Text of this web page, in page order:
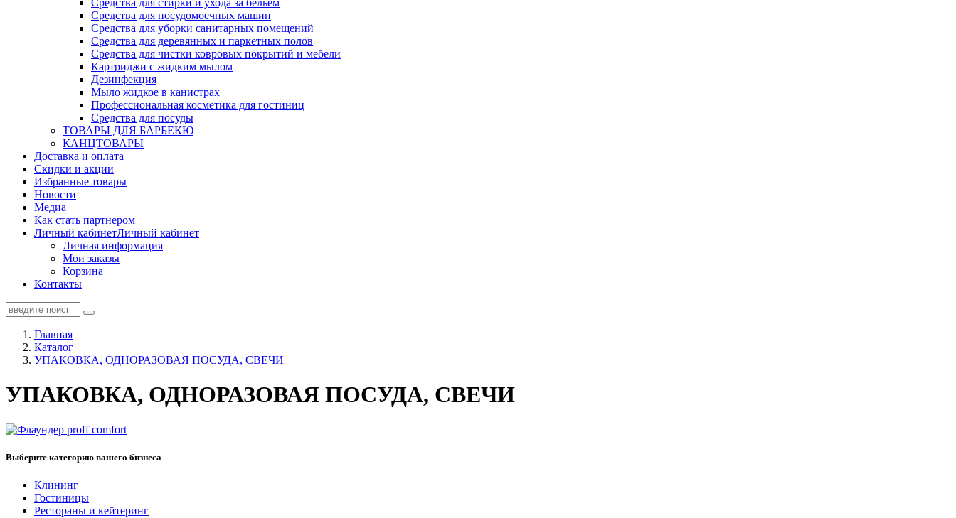
Средства для стирки и ухода за бельем
Средства для посудомоечных машин
Средства для уборки санитарных помещений
Средства для деревянных и паркетных полов
Средства для чистки ковровых покрытий и мебели
Картриджи с жидким мылом
Дезинфекция
Мыло жидкое в канистрах
Профессиональная косметика для гостиниц
Средства для посуды
ТОВАРЫ ДЛЯ БАРБЕКЮ
КАНЦТОВАРЫ
Доставка и оплата
Скидки и акции
Избранные товары
Новости
Медиа
Как стать партнером
Личный кабинетЛичный кабинет
Личная информация
Мои заказы
Корзина
Контакты
Главная
Каталог
УПАКОВКА, ОДНОРАЗОВАЯ ПОСУДА, СВЕЧИ
УПАКОВКА, ОДНОРАЗОВАЯ ПОСУДА, СВЕЧИ
Выберите категорию вашего бизнеса
Клининг
Гостиницы
Рестораны и кейтеринг